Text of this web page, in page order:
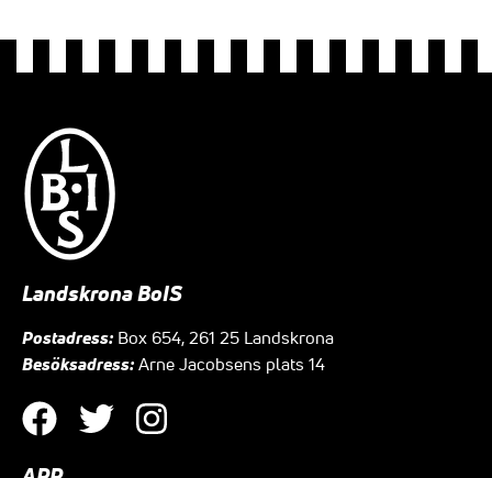
Landskrona BoIS
Postadress: Box 654, 261 25 Landskrona
Besöksadress: Arne Jacobsens plats 14